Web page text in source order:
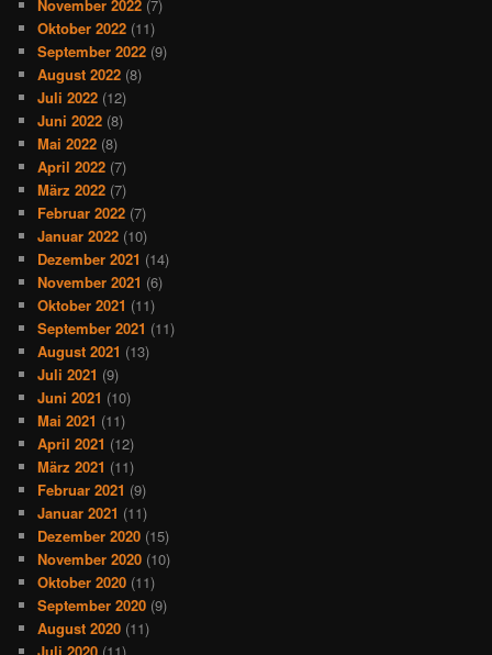
November 2022 (7)
Oktober 2022 (11)
September 2022 (9)
August 2022 (8)
Juli 2022 (12)
Juni 2022 (8)
Mai 2022 (8)
April 2022 (7)
März 2022 (7)
Februar 2022 (7)
Januar 2022 (10)
Dezember 2021 (14)
November 2021 (6)
Oktober 2021 (11)
September 2021 (11)
August 2021 (13)
Juli 2021 (9)
Juni 2021 (10)
Mai 2021 (11)
April 2021 (12)
März 2021 (11)
Februar 2021 (9)
Januar 2021 (11)
Dezember 2020 (15)
November 2020 (10)
Oktober 2020 (11)
September 2020 (9)
August 2020 (11)